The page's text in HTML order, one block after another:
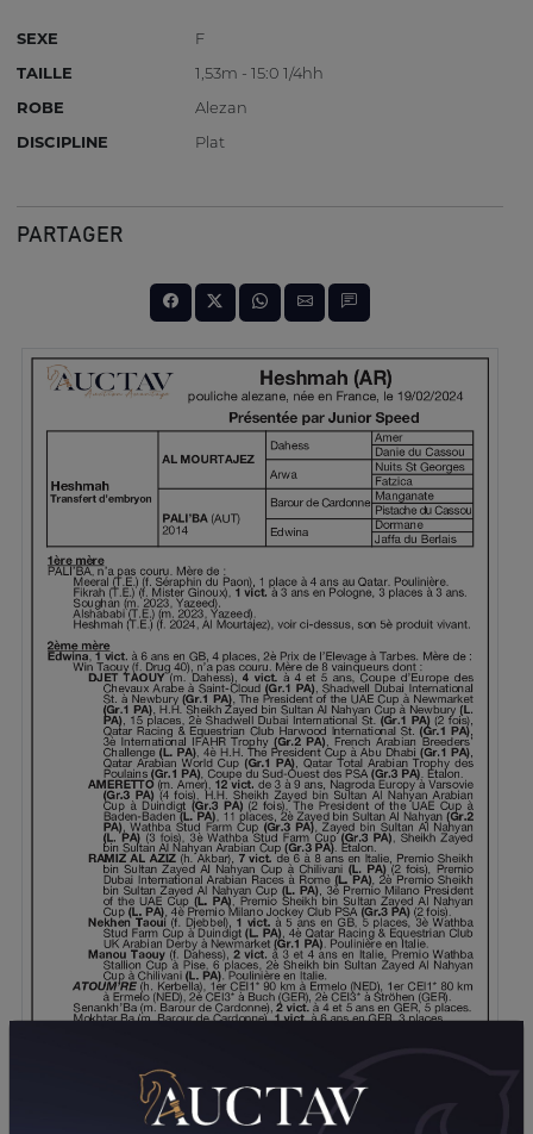
SEXE
F
TAILLE
1,53m - 15:0 1/4hh
ROBE
Alezan
DISCIPLINE
Plat
PARTAGER